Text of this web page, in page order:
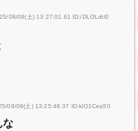
08/09(土) 13:27:01.61 ID:/DLOLdtl0
08/09(土) 13:25:46.37 ID:klO1Cea50
な